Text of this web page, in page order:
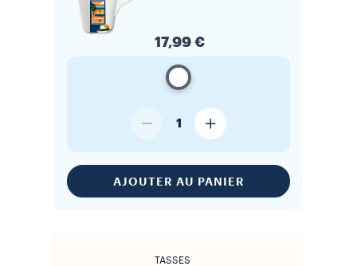
17,99 €
1
AJOUTER AU PANIER
TASSES